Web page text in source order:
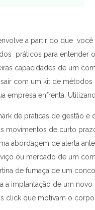
a partir do que
práticos para entender
capacidades de um
com um kit de
empresa enfrenta.
de práticas de gestão
movimentos de curto
abordagem de alerta
ou mercado de um
de fumaça de um
a implantação de um
click que motivam o